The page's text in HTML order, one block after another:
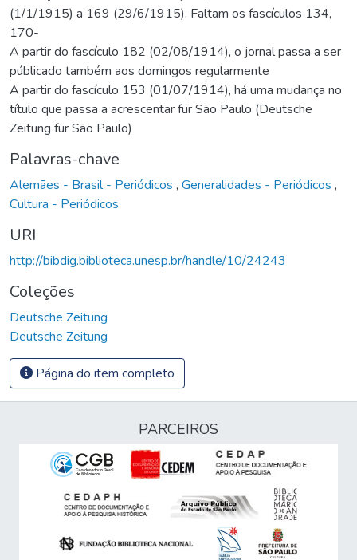
(1/1/1915) a 169 (29/6/1915). Faltam os fascículos 134,
170-
A partir do fascículo 182 (02/08/1914), o jornal passa a ser
públicado também aos domingos regularmente
A partir do fascículo 153 (01/07/1914), há uma mudança no
título que passa a acrescentar für São Paulo (Deutsche
Zeitung für São Paulo)
Palavras-chave
Alemães - Brasil - Periódicos , Generalidades - Periódicos ,
Cultura - Periódicos
URI
http://bibdig.biblioteca.unesp.br/handle/10/24243
Coleções
Deutsche Zeitung
Deutsche Zeitung
Página do item completo
PARCEIROS